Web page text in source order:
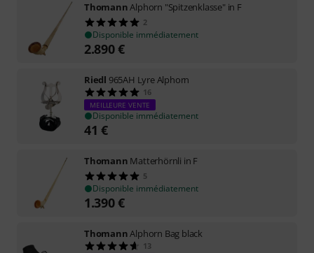
ThomannAlphorn "Spitzenklasse" in F
2
Disponible immédiatement
2.890€
Riedl 965AH Lyre Alphorn
16
MEILLEURE VENTE
Disponible immédiatement
41 €
Thomann Matterhörnli in F
5
Disponible immédiatement
1.390€
ThomannAlphorn Bag black
13